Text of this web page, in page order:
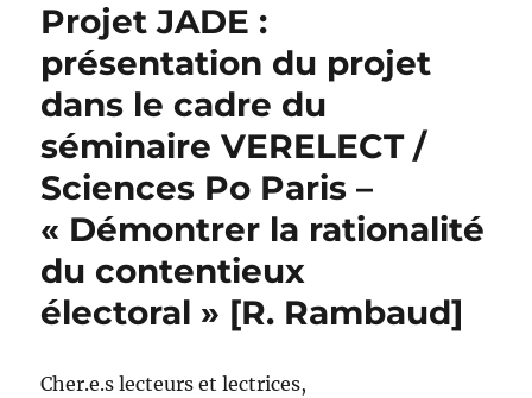
Projet JADE :
présentation du projet
dans le cadre du
séminaire VERELECT /
Sciences Po Paris –
« Démontrer la rationalité
du contentieux
électoral » [R. Rambaud]
Cher.e.s lecteurs et lectrices,